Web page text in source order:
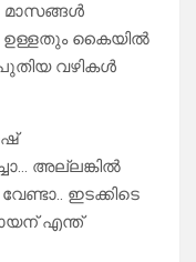
മാസങ്ങൾ
ഉള്ളതും കൈയിൽ
വഴികൾ
അല്ലങ്കിൽ
ഇടക്കിടെ
എന്ത്